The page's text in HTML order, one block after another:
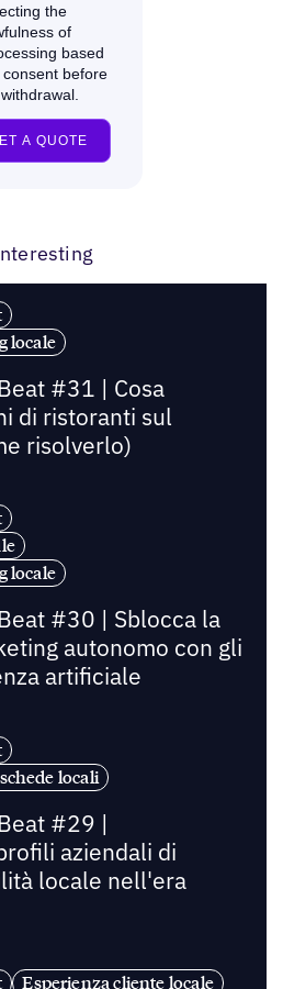
locale
#31 | Cosa
di ristoranti sul
risolverlo)
locale
#30 | Sblocca la
autonomo con gli
artificiale
locali
#29 |
aziendali di
locale nell'era
Esperienza cliente locale